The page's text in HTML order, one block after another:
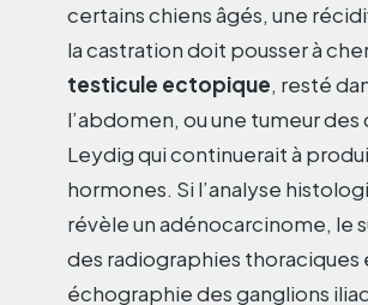
certains chiens âgés, une
la castration doit pousser à
testicule ectopique, resté
l’abdomen, ou une tumeur des
Leydig qui continuerait à
hormones. Si l’analyse
révèle un adénocarcinome, le
des radiographies thoraciques
échographie des ganglions